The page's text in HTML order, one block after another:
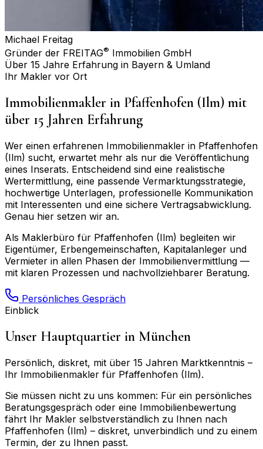
Michael Freitag
Gründer der FREITAG® Immobilien GmbH
Über 15 Jahre Erfahrung in Bayern & Umland
Ihr Makler vor Ort
Immobilienmakler in Pfaffenhofen (Ilm) mit
über 15 Jahren Erfahrung
Wer einen erfahrenen Immobilienmakler in Pfaffenhofen
(Ilm) sucht, erwartet mehr als nur die Veröffentlichung
eines Inserats. Entscheidend sind eine realistische
Wertermittlung, eine passende Vermarktungsstrategie,
hochwertige Unterlagen, professionelle Kommunikation
mit Interessenten und eine sichere Vertragsabwicklung.
Genau hier setzen wir an.
Als Maklerbüro für Pfaffenhofen (Ilm) begleiten wir
Eigentümer, Erbengemeinschaften, Kapitalanleger und
Vermieter in allen Phasen der Immobilienvermittlung —
mit klaren Prozessen und nachvollziehbarer Beratung.
Persönliches Gespräch
Einblick
Unser Hauptquartier in München
Persönlich, diskret, mit über 15 Jahren Marktkenntnis –
Ihr Immobilienmakler für Pfaffenhofen (Ilm).
Sie müssen nicht zu uns kommen: Für ein persönliches
Beratungsgespräch oder eine Immobilienbewertung
fährt Ihr Makler selbstverständlich zu Ihnen nach
Pfaffenhofen (Ilm) – diskret, unverbindlich und zu einem
Termin, der zu Ihnen passt.